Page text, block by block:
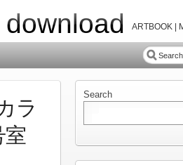
ARTBOOK |
ラ
室
Search